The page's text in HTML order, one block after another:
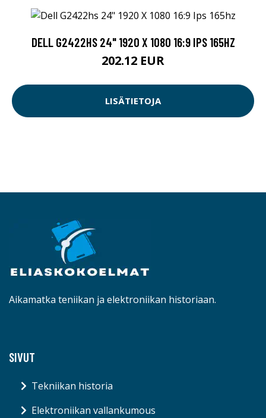
DELL G2422HS 24" 1920 X 1080 16:9 IPS 165HZ
202.12 EUR
LISÄTIETOJA
Aikamatka teniikan ja elektroniikan historiaan.
SIVUT
Tekniikan historia
Elektroniikan vallankumous